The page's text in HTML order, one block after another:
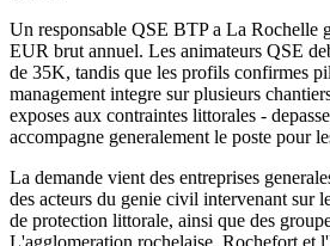
Un responsable QSE BTP a La Rochelle
EUR brut annuel. Les animateurs QSE
de 35K, tandis que les profils confirmes
management integre sur plusieurs
exposes aux contraintes littorales -
accompagne generalement le poste pour
La demande vient des entreprises
des acteurs du genie civil intervenant sur
de protection littorale, ainsi que des
L'agglomeration rochelaise, Rochefort et